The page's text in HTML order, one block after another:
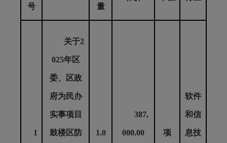
号 量
1
关于2
025年区
委、区政
府为民办
实事项目
鼓楼区防 1.0
387,
000.00 项
软件
和信
息技